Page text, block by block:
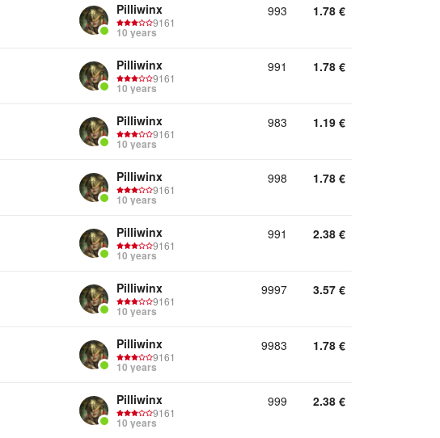
Pilliwinx
9161
10 years
993 1.78 €
Pilliwinx
9161
10 years
991 1.78 €
Pilliwinx
9161
10 years
983 1.19 €
Pilliwinx
9161
10 years
998 1.78 €
Pilliwinx
9161
10 years
991 2.38 €
Pilliwinx
9161
10 years
9997 3.57 €
Pilliwinx
9161
10 years
9983 1.78 €
Pilliwinx
9161
10 years
999 2.38 €